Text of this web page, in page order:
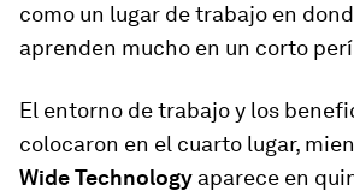
como un lugar de trabajo en
aprenden mucho en un corto
El entorno de trabajo y los
colocaron en el cuarto lugar,
Wide Technology aparece en